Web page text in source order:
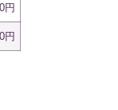
円
円